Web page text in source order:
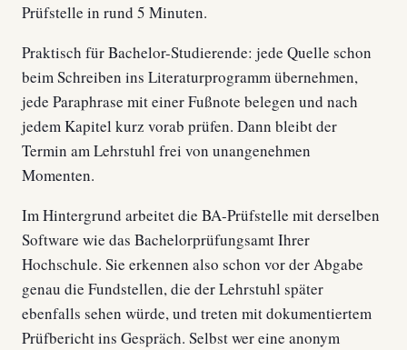
Prüfstelle in rund 5 Minuten.
Praktisch für Bachelor-Studierende: jede Quelle schon
beim Schreiben ins Literaturprogramm übernehmen,
jede Paraphrase mit einer Fußnote belegen und nach
jedem Kapitel kurz vorab prüfen. Dann bleibt der
Termin am Lehrstuhl frei von unangenehmen
Momenten.
Im Hintergrund arbeitet die BA-Prüfstelle mit derselben
Software wie das Bachelorprüfungsamt Ihrer
Hochschule. Sie erkennen also schon vor der Abgabe
genau die Fundstellen, die der Lehrstuhl später
ebenfalls sehen würde, und treten mit dokumentiertem
Prüfbericht ins Gespräch. Selbst wer eine anonym